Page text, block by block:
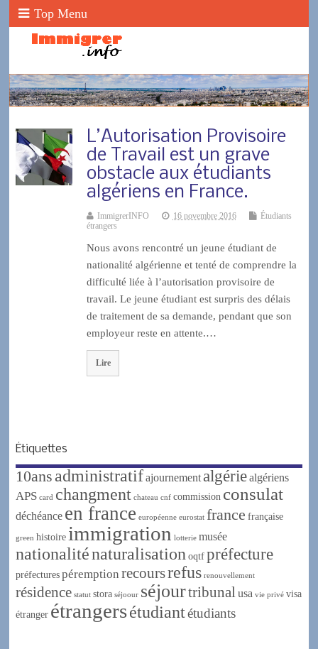
Top Menu
L’Autorisation Provisoire
de Travail est un grave
obstacle aux étudiants
algériens en France.
ImmigrerINFO 16 novembre 2016
Étudiants
étrangers
Nous avons rencontré un jeune étudiant de
nationalité algérienne et tenté de comprendre la
difficulté liée à l’autorisation provisoire de
travail. Le jeune étudiant est surpris des délais
de traitement de sa demande, pendant que son
employeur reste en attente.…
Lire
Étiquettes
10ans administratifajournement algériealgériens
APS card changment chateau cnf commission consulat
déchéance en france européenne eurostat france française
green histoire immigration lotterie musée
nationaliténaturalisation oqtf préfecture
préfectures péremption recoursrefus renouvellement
résidence statut stora séjoour séjourtribunal usa vie privé visa
étranger étrangersétudiantétudiants